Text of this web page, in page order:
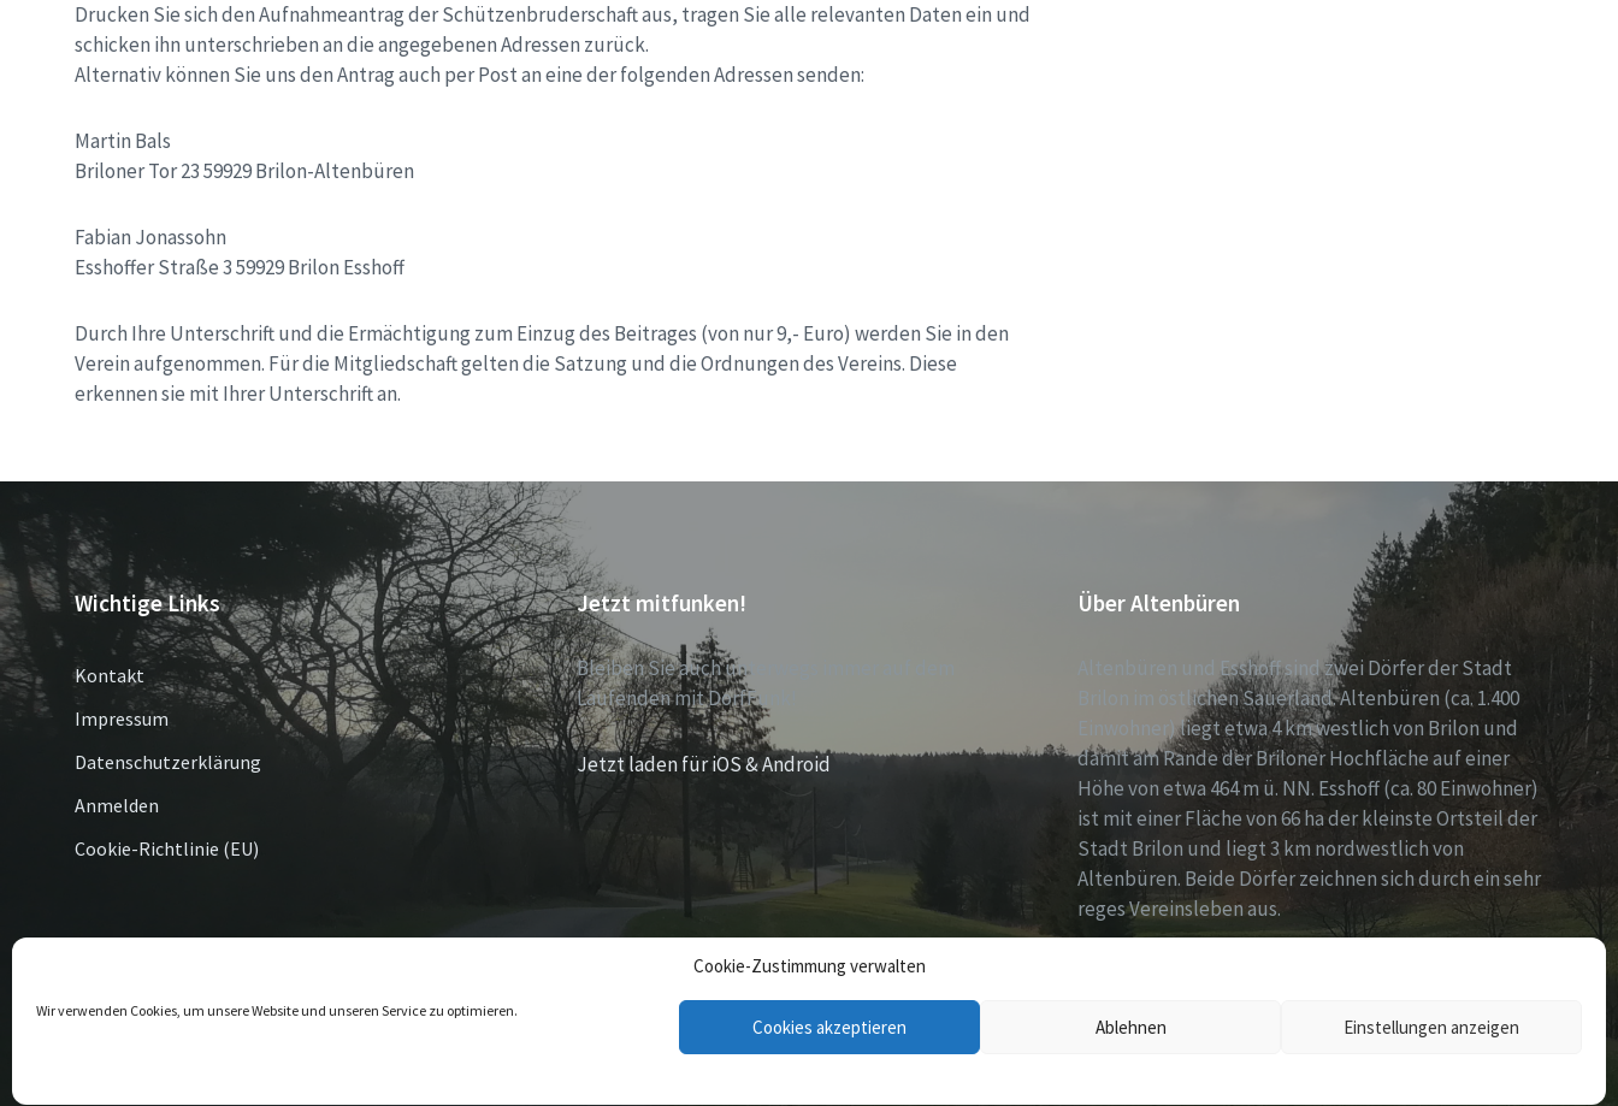
Cookie-Zustimmung verwalten
Wir verwenden Cookies, um unsere Website und unseren Service zu optimieren.
Cookies akzeptieren Ablehnen Einstellungen anzeigen
Drucken Sie sich den Aufnahmeantrag der Schützenbruderschaft aus, tragen Sie alle relevanten Daten ein und
schicken ihn unterschrieben an die angegebenen Adressen zurück.
Alternativ können Sie uns den Antrag auch per Post an eine der folgenden Adressen senden:
Martin Bals
Briloner Tor 23 59929 Brilon-Altenbüren
Fabian Jonassohn
Esshoffer Straße 3 59929 Brilon Esshoff
Durch Ihre Unterschrift und die Ermächtigung zum Einzug des Beitrages (von nur 9,- Euro) werden Sie in den
Verein aufgenommen. Für die Mitgliedschaft gelten die Satzung und die Ordnungen des Vereins. Diese
erkennen sie mit Ihrer Unterschrift an.
Wichtige Links
Kontakt
Impressum
Datenschutzerklärung
Anmelden
Cookie-Richtlinie (EU)
Jetzt mitfunken!
Bleiben Sie auch unterwegs immer auf dem
Laufenden mit DorfFunk!
Jetzt laden für iOS & Android
Über Altenbüren
Altenbüren und Esshoff sind zwei Dörfer der Stadt
Brilon im östlichen Sauerland. Altenbüren (ca. 1.400
Einwohner) liegt etwa 4 km westlich von Brilon und
damit am Rande der Briloner Hochfläche auf einer
Höhe von etwa 464 m ü. NN. Esshoff (ca. 80 Einwohner)
ist mit einer Fläche von 66 ha der kleinste Ortsteil der
Stadt Brilon und liegt 3 km nordwestlich von
Altenbüren. Beide Dörfer zeichnen sich durch ein sehr
reges Vereinsleben aus.